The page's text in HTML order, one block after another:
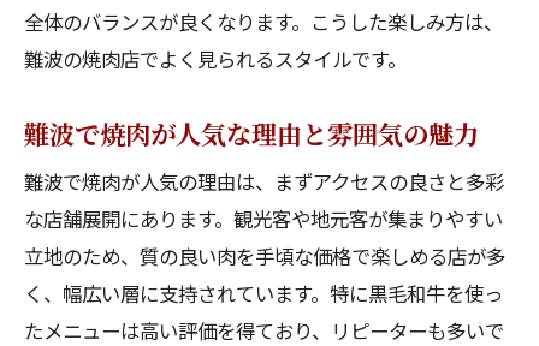
黒毛和牛やホルモンが満喫できる楽しみ方
難波で焼肉を黒毛和牛で楽しむ秘訣
黒毛和牛が味わえる難波の焼肉店の魅力
難波で焼肉とホルモンの食べ比べ体験
難波で焼肉を黒毛和牛と共に堪能する方法
一品料理も充実した焼肉の選び方とは
難波で焼肉と一品料理の組み合わせ術
全体のバランスが良くなります。こうした楽しみ方は、
難波の焼肉店でよく見られるスタイルです。
難波で焼肉が人気な理由と雰囲気の魅力
難波で焼肉が人気の理由は、まずアクセスの良さと多彩
な店舗展開にあります。観光客や地元客が集まりやすい
立地のため、質の良い肉を手頃な価格で楽しめる店が多
く、幅広い層に支持されています。特に黒毛和牛を使っ
たメニューは高い評価を得ており、リピーターも多いで